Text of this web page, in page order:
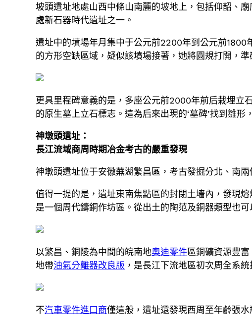
坡頭遺址地處山西中條山南麓的坡地上，包括仰韶、
處新石器時代遺址之一。
遺址中的墳場年月集中于公元前2200年到公元前
的方形空缺區域，疑似該墳場接著，她將圓規打開，
更具里程碑意義的是，多座公元前2000年前后栽埋立
的原生墓上立石標志。這為后來出現的‘墓碑’找到雛形
神墩頭遺址：
長江流域商周時期冶金考古的嚴重發現
神墩頭遺址位于安徽蕪湖繁昌區，考古發掘分北、南
值得一提的是，遺址東南焦點區的封閉土墻內，發現
是一個周代鑄銅作坊區。從出土的陶范及銅器類型也
以繁昌、銅陵為中間的皖南地奧迪零件區銅礦資源豐
地帶油氣分離器改良版 ，是長江下流地區初次周全系
不汽車零件進口商僅這般，遺址還發現西周至年齡張